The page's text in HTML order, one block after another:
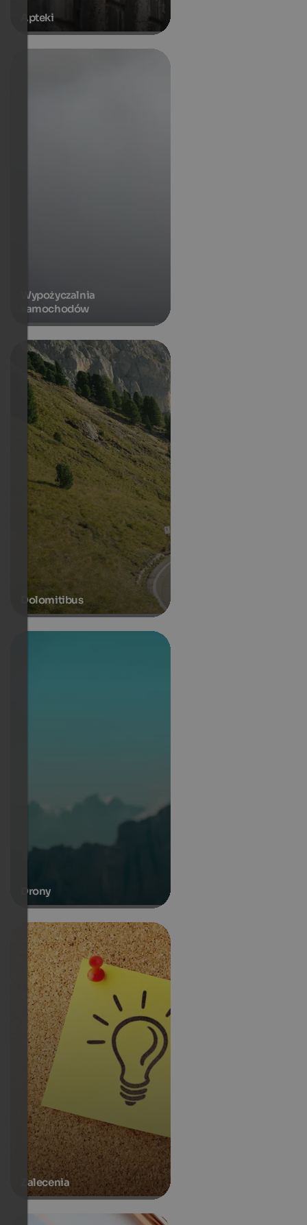
Apteki
Wypożyczalnia
samochodów
Dolomitibus
Drony
Zalecenia